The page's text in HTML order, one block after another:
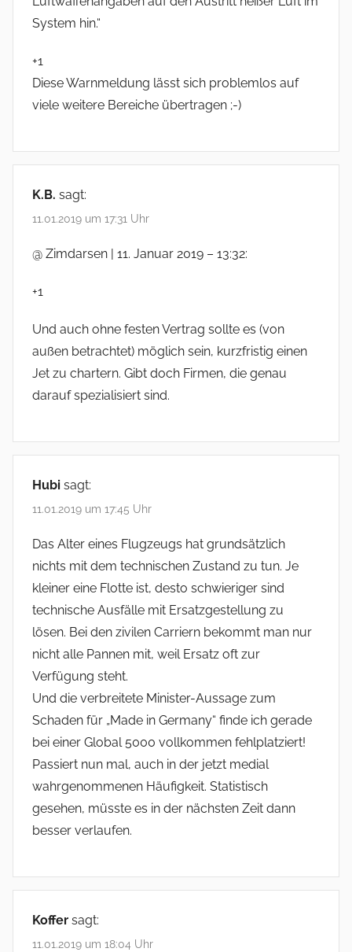
System hin.“
+1
Diese Warnmeldung lässt sich problemlos auf
viele weitere Bereiche übertragen ;-)
K.B. sagt:
11.01.2019 um 17:31 Uhr
@ Zimdarsen | 11. Januar 2019 – 13:32:
+1
Und auch ohne festen Vertrag sollte es (von
außen betrachtet) möglich sein, kurzfristig einen
Jet zu chartern. Gibt doch Firmen, die genau
darauf spezialisiert sind.
Hubi sagt:
11.01.2019 um 17:45 Uhr
Das Alter eines Flugzeugs hat grundsätzlich
nichts mit dem technischen Zustand zu tun. Je
kleiner eine Flotte ist, desto schwieriger sind
technische Ausfälle mit Ersatzgestellung zu
lösen. Bei den zivilen Carriern bekommt man nur
nicht alle Pannen mit, weil Ersatz oft zur
Verfügung steht.
Und die verbreitete Minister-Aussage zum
Schaden für „Made in Germany“ finde ich gerade
bei einer Global 5000 vollkommen fehlplatziert!
Passiert nun mal, auch in der jetzt medial
wahrgenommenen Häufigkeit. Statistisch
gesehen, müsste es in der nächsten Zeit dann
besser verlaufen.
Koffer sagt:
11.01.2019 um 18:04 Uhr